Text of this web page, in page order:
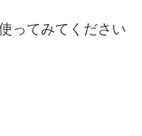
ってみてください